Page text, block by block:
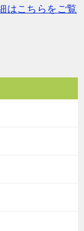
はこちらをご覧